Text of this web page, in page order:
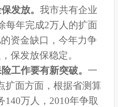
发放。 我市共有企业
每年完成2万人的扩面
资金缺口，今年力争
保发放保稳定。
工作要有新突破。 一
扩面方面，根据省测算
140万人，2010年争取